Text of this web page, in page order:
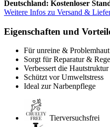
Deutschland: Kostenloser
Weitere Infos zu Versand &
Eigenschaften und
Für unreine & Problemhaut
Sorgt für Reparatur &
Verbessert die Hautstruktur
Schützt vor Umweltstress
Ideal zur Narbenpflege
Tierversuchsfrei